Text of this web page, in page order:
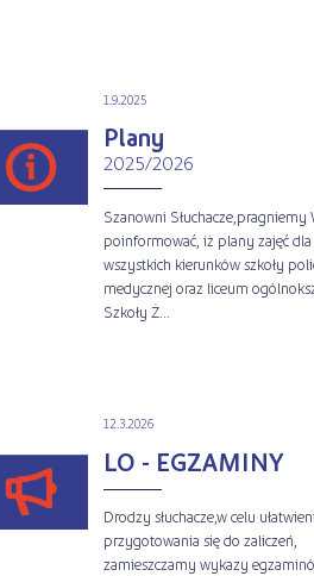
1.9.2025
Plany
2025/2026
Szanowni Słuchacze,pragniemy
poinformować, iż plany zajęć dla
wszystkich kierunków szkoły
medycznej oraz liceum
Szkoły Ż...
12.3.2026
LO - EGZAMINY
Drodzy słuchacze,w celu
przygotowania się do zaliczeń,
zamieszczamy wykazy